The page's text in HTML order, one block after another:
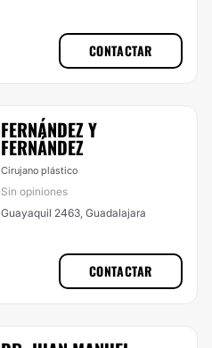
CONTACTAR
FERNÁNDEZ Y
FERNÁNDEZ
Cirujano plástico
Sin opiniones
Guayaquil 2463, Guadalajara
CONTACTAR